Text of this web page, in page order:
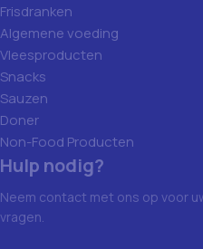
Frisdranken
Algemene voeding
Vleesproducten
Snacks
Sauzen
Doner
Non-Food Producten
Hulp nodig?
Neem contact met ons op voor
vragen.